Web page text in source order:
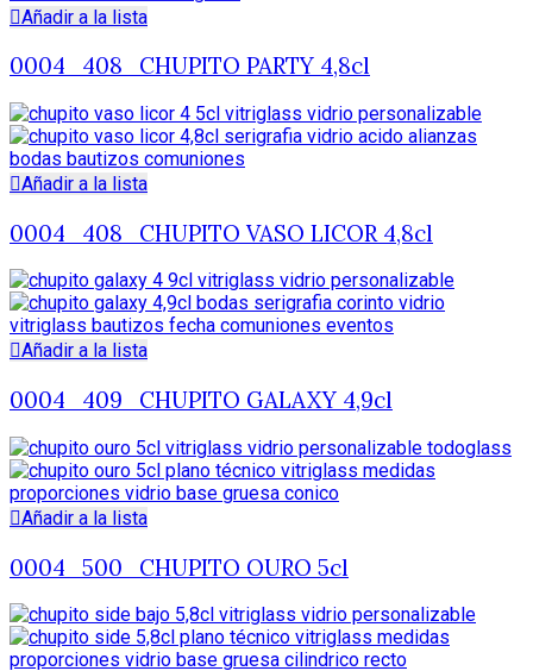
Añadir a la lista
0004_408_CHUPITO PARTY 4,8cl
Añadir a la lista
0004_408_CHUPITO VASO LICOR 4,8cl
Añadir a la lista
0004_409_CHUPITO GALAXY 4,9cl
Añadir a la lista
0004_500_CHUPITO OURO 5cl